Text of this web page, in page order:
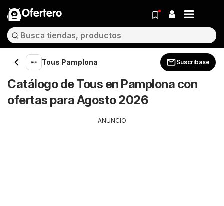
Ofertero
Tous Pamplona Suscríbase
Catálogo de Tous en Pamplona con
ofertas para Agosto 2026
ANUNCIO